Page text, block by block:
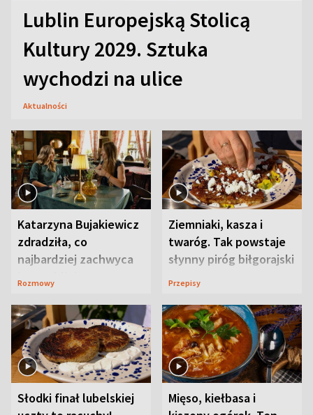
Lublin Europejską Stolicą
Kultury 2029. Sztuka
wychodzi na ulice
Aktualności
Katarzyna Bujakiewicz
zdradziła, co
najbardziej zachwyca
ją w Lublinie
Rozmowy
Ziemniaki, kasza i
twaróg. Tak powstaje
słynny piróg biłgorajski
Przepisy
Słodki finał lubelskiej
Mięso, kiełbasa i